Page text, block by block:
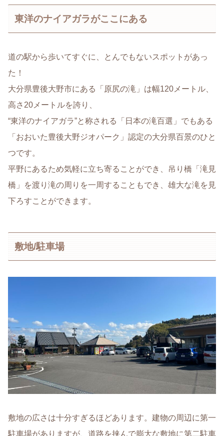
東洋のナイアガラがここにある
道の駅から歩いてすぐに、とんでもないスポットがあっ
た！
大分県豊後大野市にある「原尻の滝」は幅120メートル、
高さ20メートルを誇り、
“東洋のナイアガラ”と称される「日本の滝百選」でもある
「おおいた豊後大野ジオパーク」認定の大分県百景のひと
つです。
平野にあるため気軽に立ち寄ることができ、吊り橋「滝見
橋」を渡り滝の周りを一周することもでき、雄大な滝を見
下ろすことができます。
敷地/駐車場
敷地の広さは十分すぎるほどあります。建物の周辺に第一
駐車場がありますが、道路を挟んで膨大な敷地に第二駐車